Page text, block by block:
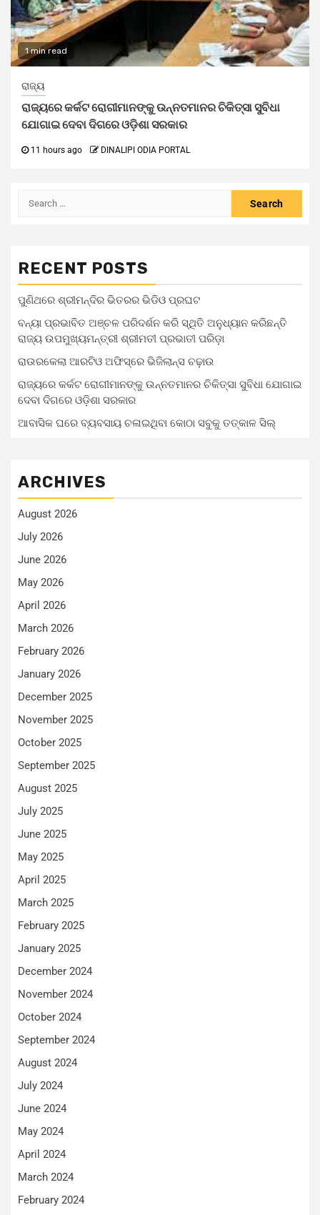
1 min read
ରାଜ୍ୟ
ରାଜ୍ୟରେ କର୍କଟ ରୋଗୀମାନଙ୍କୁ ଉନ୍ନତମାନର ଚିକିତ୍ସା ସୁବିଧା
ଯୋଗାଇ ଦେବା ଦିଗରେ ଓଡ଼ିଶା ସରକାର
11 hours ago DINALIPI ODIA PORTAL
RECENT POSTS
ପୁଣିଥରେ ଶ୍ରୀମନ୍ଦିର ଭିତରର ଭିଡିଓ ପ୍ରଘଟ
ବନ୍ୟା ପ୍ରଭାବିତ ଅଞ୍ଚଳ ପରିଦର୍ଶନ କରି ସ୍ଥିତି ଅନୁଧ୍ୟାନ କରିଛନ୍ତି
ରାଜ୍ୟ ଉପମୁଖ୍ୟମନ୍ତ୍ରୀ ଶ୍ରୀମତୀ ପ୍ରଭାତୀ ପରିଡ଼ା
ରାଉରକେଲା ଆରଟିଓ ଅଫିସ୍‌ରେ ଭିଜିଲାନ୍ସ ଚଢ଼ାଉ
ରାଜ୍ୟରେ କର୍କଟ ରୋଗୀମାନଙ୍କୁ ଉନ୍ନତମାନର ଚିକିତ୍ସା ସୁବିଧା ଯୋଗାଇ
ଦେବା ଦିଗରେ ଓଡ଼ିଶା ସରକାର
ଆବାସିକ ଘରେ ବ୍ୟବସାୟ ଚଳାଇଥିବା କୋଠା ସବୁକୁ ତତ୍କାଳ ସିଲ୍‌
ARCHIVES
August 2026
July 2026
June 2026
May 2026
April 2026
March 2026
February 2026
January 2026
December 2025
November 2025
October 2025
September 2025
August 2025
July 2025
June 2025
May 2025
April 2025
March 2025
February 2025
January 2025
December 2024
November 2024
October 2024
September 2024
August 2024
July 2024
June 2024
May 2024
April 2024
March 2024
February 2024